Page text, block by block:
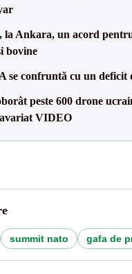
la Ankara, un acord
bovine
se confruntă cu un deficit
peste 600 drone
VIDEO
summit nato gafa de